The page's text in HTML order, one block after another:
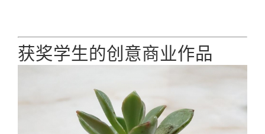
获奖学生的创意商业作品